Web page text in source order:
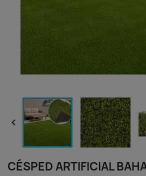

CÉSPED ARTIFICIAL